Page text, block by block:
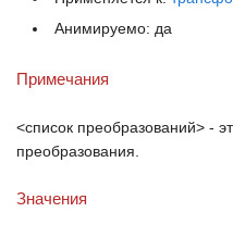
Анимируемо: да
Примечания
<список преобразований> -
преобразования.
Значения